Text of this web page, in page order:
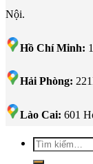
Nội.
Hồ Chí Minh:
Hải Phòng:
Lào Cai: 601
Tìm
kiếm: